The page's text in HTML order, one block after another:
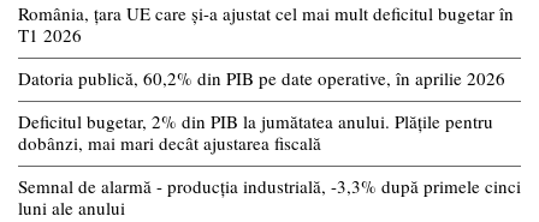
România, țara UE care și-a ajustat cel mai mult deficitul bugetar în
T1 2026
Datoria publică, 60,2% din PIB pe date operative, în aprilie 2026
Deficitul bugetar, 2% din PIB la jumătatea anului. Plățile pentru
dobânzi, mai mari decât ajustarea fiscală
Semnal de alarmă - producția industrială, -3,3% după primele cinci
luni ale anului